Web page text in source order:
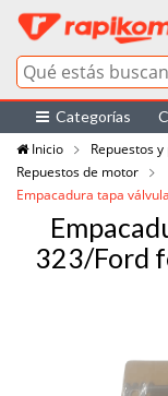
Categorías
Inicio
Repuestos
Repuestos de motor
Empacadura tapa
323/Ford